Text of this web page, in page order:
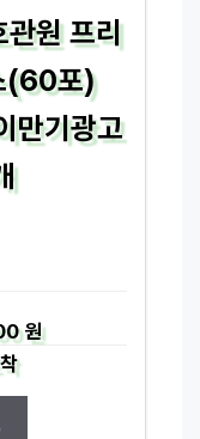
원 프리
(60포)
만기광고
원